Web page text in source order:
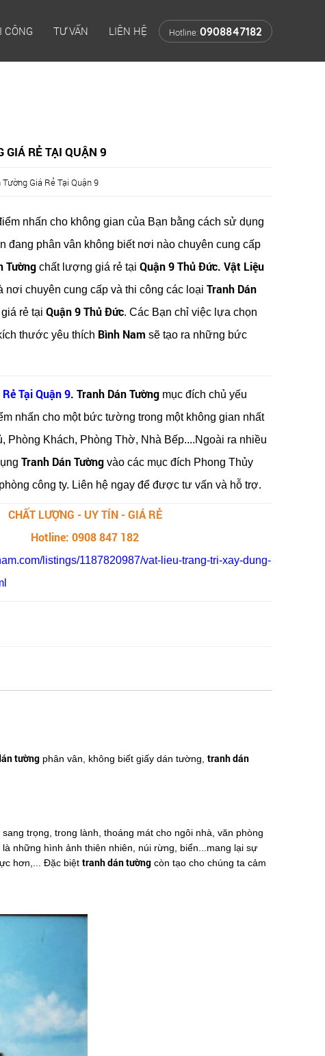
CÔNG TƯ VẤN LIÊN HỆ Hotline: 0908847182
GIÁ RẺ TẠI QUẬN 9
Giá Rẻ Tại Quận 9
nhấn cho không gian của Bạn bằng cách sử dụng
đang phân vân không biết nơi nào chuyên cung cấp
Tườngchất lượng giá rẻ tại Quận 9 Thủ Đức. Vật Liệu
nơi chuyên cung cấp và thi công các loại Tranh Dán
rẻ tại Quận 9 Thủ Đức. Các Bạn chỉ việc lựa chọn
thước yêu thích Bình Nam sẽ tạo ra những bức
Tại Quận 9. Tranh Dán Tườngmục đích chủ yếu
nhấn cho một bức tường trong một không gian nhất
Phòng Khách, Phòng Thờ, Nhà Bếp....Ngoài ra nhiều
Tranh Dán Tườngvào các mục đích Phong Thủy
công ty. Liên hệ ngay để được tư vấn và hỗ trợ.
CHẤT LƯỢNG - UY TÍN - GIÁ RẺ
Hotline: 0908 847 182
listings/1187820987/vat-lieu-trang-tri-xay-dung-
tường phân vân, không biết giấy dán tường, tranh dán
trọng, trong lành, thoáng mát cho ngôi nhà, văn phòng
những hình ảnh thiên nhiên, núi rừng, biển...mang lại sự
hơn,... Đặc biệt tranh dán tường còn tạo cho chúng ta cảm